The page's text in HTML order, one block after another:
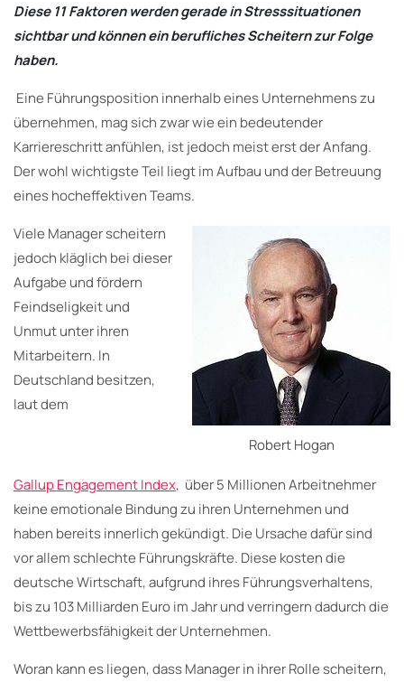
Diese 11 Faktoren werden gerade in Stresssituationen
sichtbar und können ein berufliches Scheitern zur Folge
haben.
Eine Führungsposition innerhalb eines Unternehmens zu
übernehmen, mag sich zwar wie ein bedeutender
Karriereschritt anfühlen, ist jedoch meist erst der Anfang.
Der wohl wichtigste Teil liegt im Aufbau und der Betreuung
eines hocheffektiven Teams.
Robert Hogan
Viele Manager scheitern
jedoch kläglich bei dieser
Aufgabe und fördern
Feindseligkeit und
Unmut unter ihren
Mitarbeitern. In
Deutschland besitzen,
laut dem
Gallup Engagement Index, über 5 Millionen Arbeitnehmer
keine emotionale Bindung zu ihren Unternehmen und
haben bereits innerlich gekündigt. Die Ursache dafür sind
vor allem schlechte Führungskräfte. Diese kosten die
deutsche Wirtschaft, aufgrund ihres Führungsverhaltens,
bis zu 103 Milliarden Euro im Jahr und verringern dadurch die
Wettbewerbsfähigkeit der Unternehmen.
Woran kann es liegen, dass Manager in ihrer Rolle scheitern,